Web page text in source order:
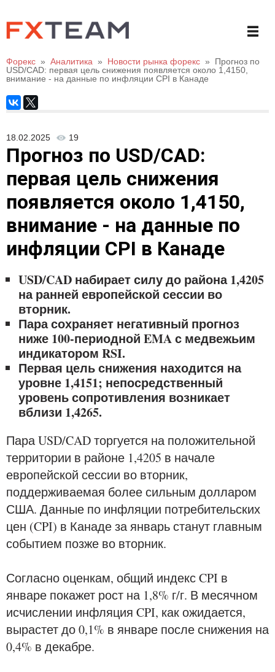
Форекс » Аналитика » Новости рынка форекс »
Прогноз по
USD/CAD: первая цель снижения появляется около 1,4150,
внимание - на данные по инфляции CPI в Канаде
18.02.2025 19
Прогноз по USD/CAD:
первая цель снижения
появляется около 1,4150,
внимание - на данные по
инфляции CPI в Канаде
USD/CAD набирает силу до района 1,4205
на ранней европейской сессии во
вторник.
Пара сохраняет негативный прогноз
ниже 100-периодной EMA с медвежьим
индикатором RSI.
Первая цель снижения находится на
уровне 1,4151; непосредственный
уровень сопротивления возникает
вблизи 1,4265.
Пара USD/CAD торгуется на положительной
территории в районе 1,4205 в начале
европейской сессии во вторник,
поддерживаемая более сильным долларом
США. Данные по инфляции потребительских
цен (CPI) в Канаде за январь станут главным
событием позже во вторник.
Согласно оценкам, общий индекс CPI в
январе покажет рост на 1,8% г/г. В месячном
исчислении инфляция CPI, как ожидается,
вырастет до 0,1% в январе после снижения на
0,4% в декабре.